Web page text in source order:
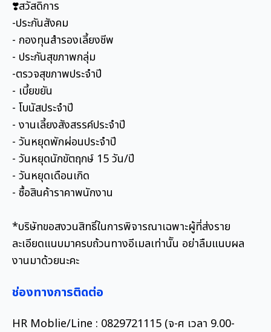
❣️สวัสดิการ
-ประกันสังคม
- กองทุนสำรองเลี้ยงชีพ
- ประกันสุขภาพกลุ่ม
-ตรวจสุขภาพประจำปี
- เบี้ยขยัน
- โบนัสประจำปี
- งานเลี้ยงสังสรรค์ประจำปี
- วันหยุดพักผ่อนประจำปี
- วันหยุดนักขัตฤกษ์ 15 วัน/ปี
- วันหยุดเดือนเกิด
- ซื้อสินค้าราคาพนักงาน
*บริษัทขอสงวนสิทธิ์ในการพิจารณาเฉพาะผู้ที่ส่งราย
ละเอียดแนบมาครบถ้วนทางอีเมลเท่านััน อย่าลืมแนบผล
งานมาด้วยนะคะ
ช่องทางการติดต่อ
HR Moblie/Line : 0829721115 (จ-ศ เวลา 9.00-